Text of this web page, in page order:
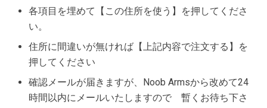
各項目を埋めて【この住所を使う】を押してくださ
い。
住所に間違いが無ければ【上記内容で注文する】を
押してください
確認メールが届きますが、Noob Armsから改めて24
時間以内にメールいたしますので 暫くお待ち下さ